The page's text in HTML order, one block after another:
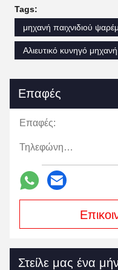
Tags:
μηχανή παιχνιδιού
Αλιευτικό κυνηγό
Επαφές
Επαφές:
Τηλεφώνημα:
Στείλε μας ένα